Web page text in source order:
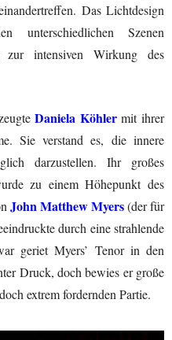
Das Lichtdesign
Szenen
zur intensiven Wirkung des
Daniela Köhlermit ihrer
Sie verstand es, die innere
darzustellen. Ihr großes
zu einem Höhepunkt des
John MatthewMyers(der für
durch eine strahlende
geriet Myers’ Tenor in den
Druck, doch bewies er große
extrem fordernden Partie.